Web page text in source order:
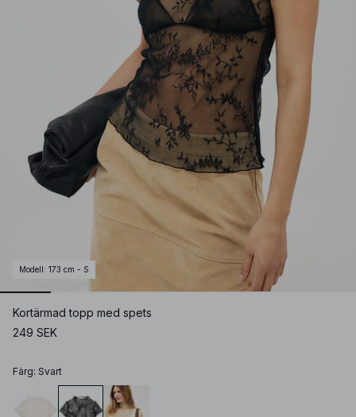
Modell : 173 cm - S
Kortärmad topp med spets
249 SEK
Färg: Svart